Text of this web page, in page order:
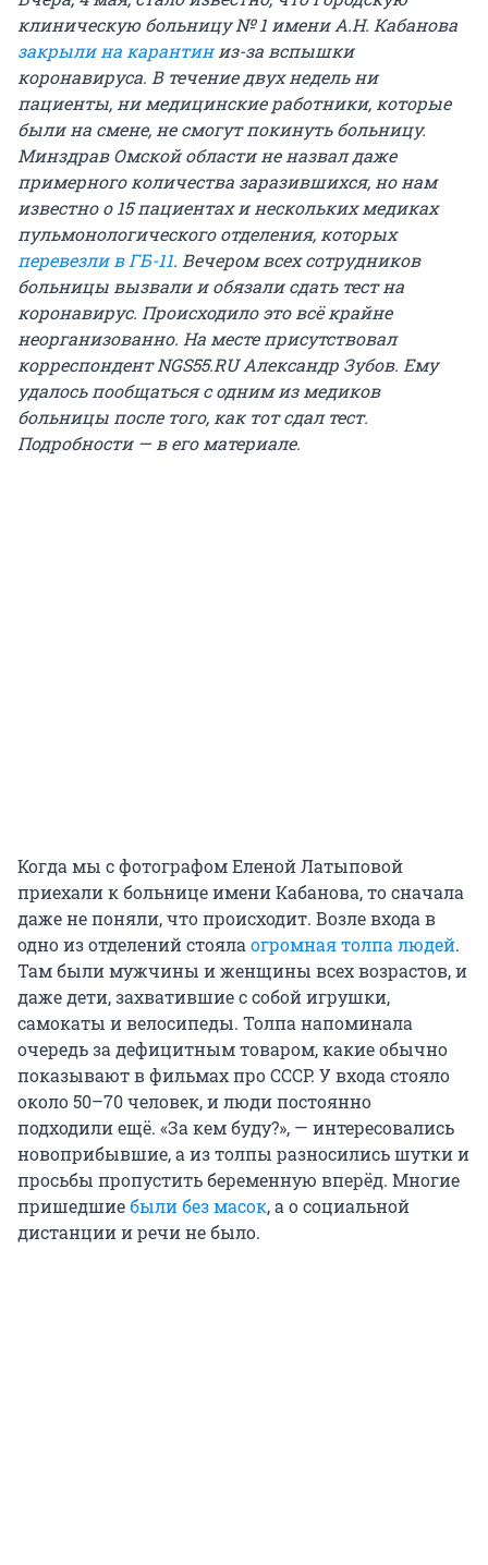
клиническую больницу № 1 имени А.Н. Кабанова
закрыли на карантиниз-за вспышки
коронавируса. В течение двух недель ни
пациенты, ни медицинские работники, которые
были на смене, не смогут покинуть больницу.
Минздрав Омской области не назвал даже
примерного количества заразившихся, но нам
известно о 15 пациентах и нескольких медиках
пульмонологического отделения, которых
перевезли в ГБ-11. Вечером всех сотрудников
больницы вызвали и обязали сдать тест на
коронавирус. Происходило это всё крайне
неорганизованно. На месте присутствовал
корреспондент NGS55.RU Александр Зубов. Ему
удалось пообщаться с одним из медиков
больницы после того, как тот сдал тест.
Подробности — в его материале.
Когда мы с фотографом Еленой Латыповой
приехали к больнице имени Кабанова, то сначала
даже не поняли, что происходит. Возле входа в
одно из отделений стоялаогромная толпа людей.
Там были мужчины и женщины всех возрастов, и
даже дети, захватившие с собой игрушки,
самокаты и велосипеды. Толпа напоминала
очередь за дефицитным товаром, какие обычно
показывают в фильмах про СССР. У входа стояло
около 50–70 человек, и люди постоянно
подходили ещё. «За кем буду?», — интересовались
новоприбывшие, а из толпы разносились шутки и
просьбы пропустить беременную вперёд. Многие
пришедшиебыли без масок, а о социальной
дистанции и речи не было.